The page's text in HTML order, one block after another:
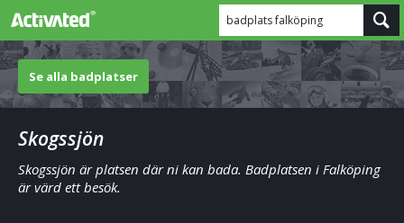
badplats falköping
Se alla badplatser
Skogssjön
Skogssjön är platsen där ni kan bada. Badplatsen i Falköping
är värd ett besök.